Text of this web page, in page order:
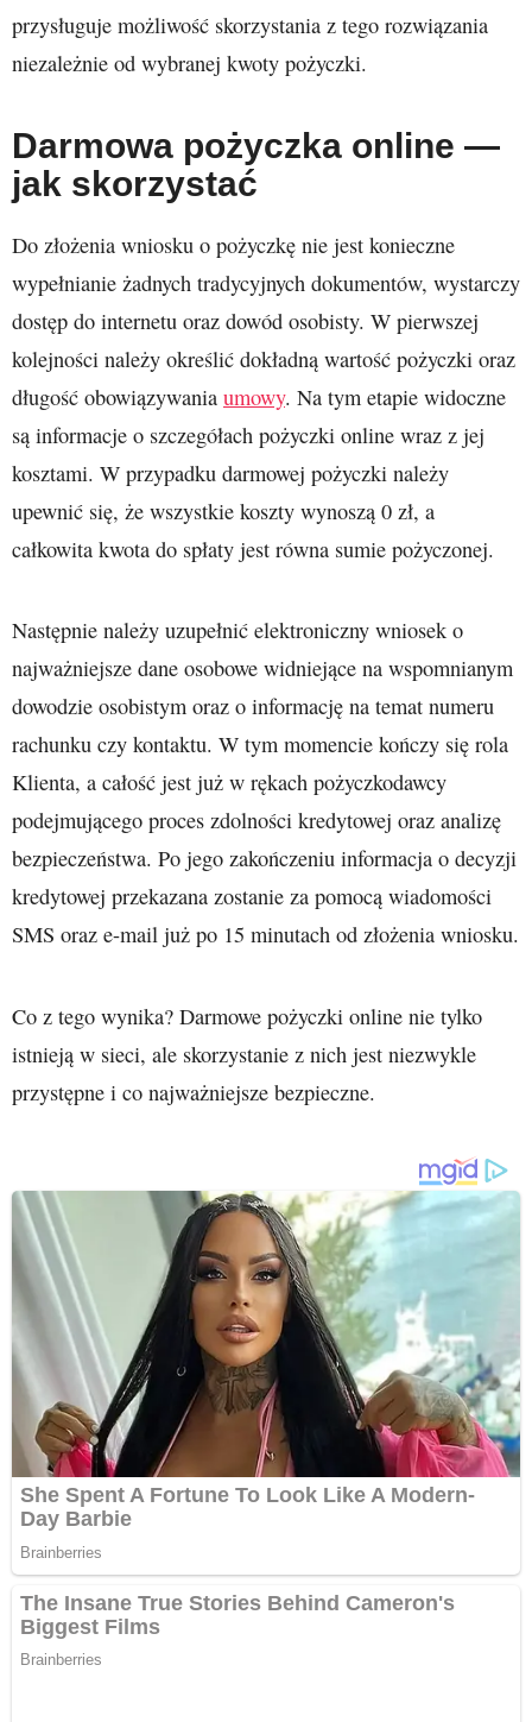
przysługuje możliwość skorzystania z tego rozwiązania
niezależnie od wybranej kwoty pożyczki.
Darmowa pożyczka online —
jak skorzystać
Do złożenia wniosku o pożyczkę nie jest konieczne
wypełnianie żadnych tradycyjnych dokumentów, wystarczy
dostęp do internetu oraz dowód osobisty. W pierwszej
kolejności należy określić dokładną wartość pożyczki oraz
długość obowiązywania umowy. Na tym etapie widoczne
są informacje o szczegółach pożyczki online wraz z jej
kosztami. W przypadku darmowej pożyczki należy
upewnić się, że wszystkie koszty wynoszą 0 zł, a
całkowita kwota do spłaty jest równa sumie pożyczonej.
Następnie należy uzupełnić elektroniczny wniosek o
najważniejsze dane osobowe widniejące na wspomnianym
dowodzie osobistym oraz o informację na temat numeru
rachunku czy kontaktu. W tym momencie kończy się rola
Klienta, a całość jest już w rękach pożyczkodawcy
podejmującego proces zdolności kredytowej oraz analizę
bezpieczeństwa. Po jego zakończeniu informacja o decyzji
kredytowej przekazana zostanie za pomocą wiadomości
SMS oraz e-mail już po 15 minutach od złożenia wniosku.
Co z tego wynika? Darmowe pożyczki online nie tylko
istnieją w sieci, ale skorzystanie z nich jest niezwykle
przystępne i co najważniejsze bezpieczne.